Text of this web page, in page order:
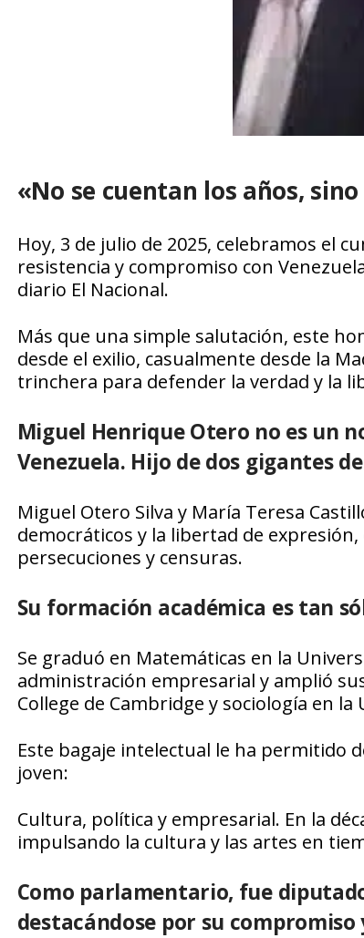
«No se cuentan los años,
Hoy, 3 de julio de 2025, celebramos el
resistencia y compromiso con
diario El Nacional.
Más que una simple salutación, este
desde el exilio, casualmente desde la
trinchera para defender la verdad y la
Miguel Henrique Otero no es un
Venezuela. Hijo de dos gigantes
Miguel Otero Silva y María Teresa
democráticos y la libertad de
persecuciones y censuras.
Su formación académica es tan
Se graduó en Matemáticas en la
administración empresarial y amplió
College de Cambridge y sociología en
Este bagaje intelectual le ha permitido
joven:
Cultura, política y empresarial. En la
impulsando la cultura y las artes en
Como parlamentario, fue
destacándose por su